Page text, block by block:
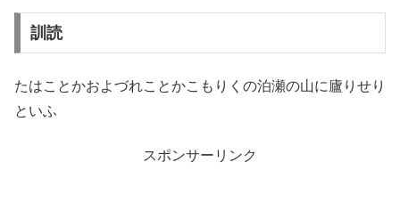
訓読
たはことかおよづれことかこもりくの泊瀬の山に廬りせり
といふ
スポンサーリンク